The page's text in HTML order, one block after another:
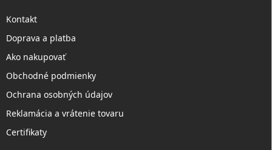
Kontakt
Doprava a platba
Ako nakupovať
Obchodné podmienky
Ochrana osobných údajov
Reklamácia a vrátenie tovaru
Certifikaty